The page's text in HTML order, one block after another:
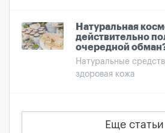
Натуральная
действительно
очередной
Натуральные
здоровая кожа
Еще статьи